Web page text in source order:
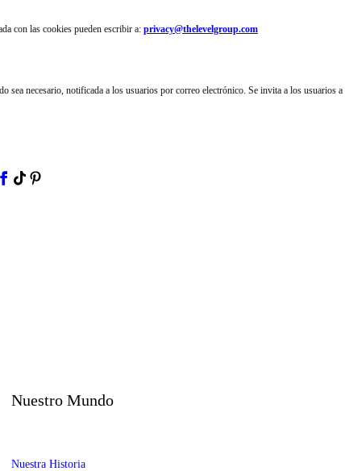
con las cookies pueden escribir a: privacy@thelevelgroup.com
necesario, notificada a los usuarios por correo electrónico. Se invita a los usuarios
Nuestro Mundo
Nuestra Historia